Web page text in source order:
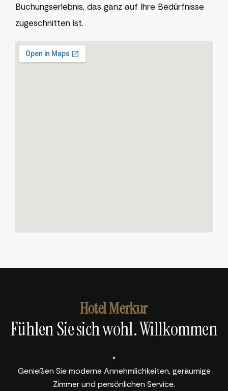
Buchungserlebnis, das ganz auf Ihre Bedürfnisse
zugeschnitten ist.
Hotel Merkur
Fühlen Sie sich wohl. Willkommen
.
Genießen Sie moderne Annehmlichkeiten, geräumige
Zimmer und persönlichen Service.